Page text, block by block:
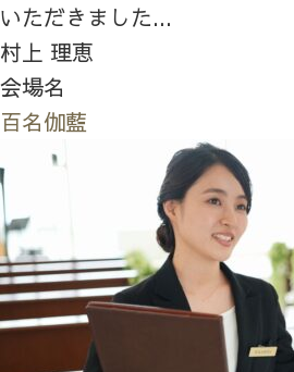
いただきました...
村上 理恵
会場名
百名伽藍